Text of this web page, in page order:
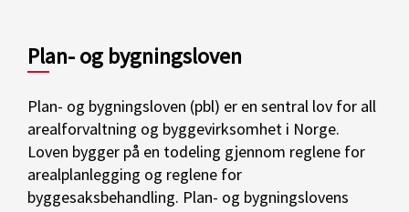
Plan- og bygningsloven
Plan- og bygningsloven (pbl) er en sentral lov for all
arealforvaltning og byggevirksomhet i Norge.
Loven bygger på en todeling gjennom reglene for
arealplanlegging og reglene for
byggesaksbehandling. Plan- og bygningslovens